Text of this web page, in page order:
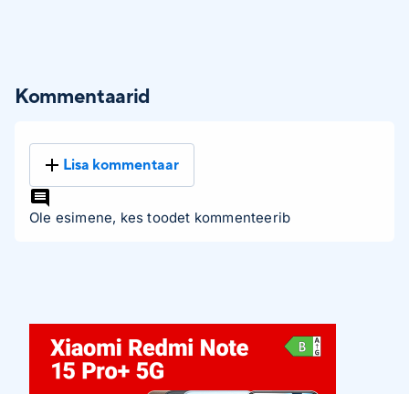
Kommentaarid
Lisa kommentaar
Ole esimene, kes toodet kommenteerib